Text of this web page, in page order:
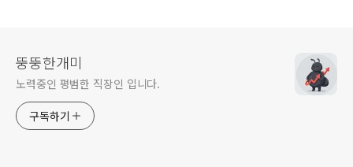
뚱뚱한개미
노력중인 평범한 직장인 입니다.
구독하기